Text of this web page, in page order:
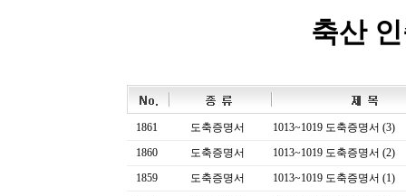
축산
1861 도축증명서
1013~1019 도축증명서 (3)
1860
도축증명서
1013~1019 도축증명서 (2)
1859
도축증명서
1013~1019 도축증명서 (1)